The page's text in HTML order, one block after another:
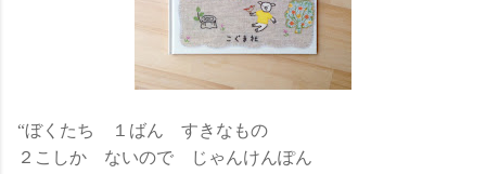
“ぼくたち １ばん すきなもの
２こしか ないので じゃんけんぽん